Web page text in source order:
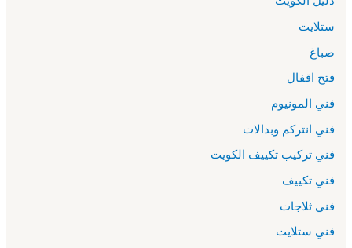
ستلايت
صباغ
فتح اقفال
فني المونيوم
فني انتركم وبدالات
فني تركيب تكييف الكويت
فني تكييف
فني ثلاجات
فني ستلايت